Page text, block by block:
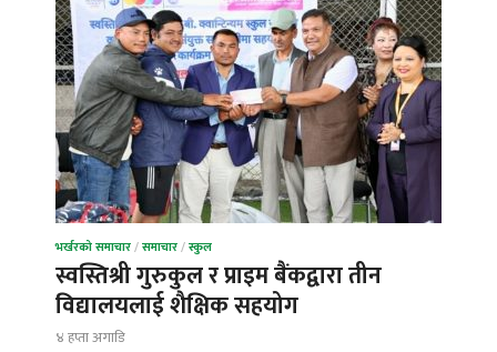
भर्खरको समाचार/समाचार/स्कुल
स्वस्तिश्री गुरुकुल र प्राइम बैंकद्वारा तीन
विद्यालयलाई शैक्षिक सहयोग
४ हप्ता अगाडि